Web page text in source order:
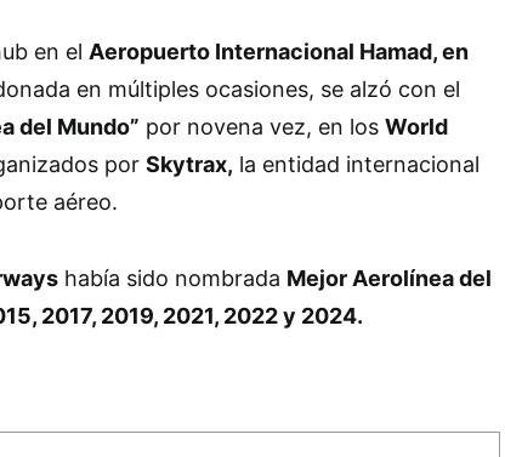
en el Aeropuerto Internacional Hamad, en
en múltiples ocasiones, se alzó con el
del Mundo” por novena vez, en los World
por Skytrax, la entidad internacional
aéreo.
había sido nombrada Mejor Aerolínea del
2017, 2019, 2021, 2022 y 2024.